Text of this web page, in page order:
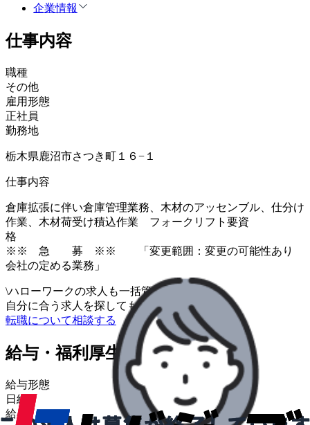
企業情報
仕事内容
職種
その他
雇用形態
正社員
勤務地
栃木県鹿沼市さつき町１６−１
仕事内容
倉庫拡張に伴い倉庫管理業務、木材のアッセンブル、仕分け
作業、木材荷受け積込作業 フォークリフト要資
※※ 急 募 ※※ 「変更範囲：変更の可能性あり
会社の定める業務」
\ハローワークの求人も一括管理
自分に合う求人を探してもらう/
転職について相談する
給与・福利厚生
給与形態
日給
給与